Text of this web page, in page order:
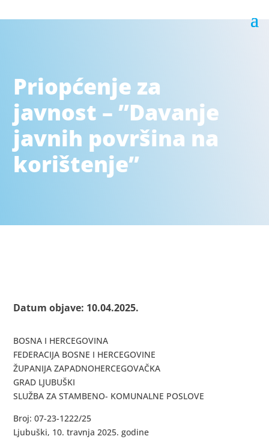
Priopćenje za
javnost – ”Davanje
javnih površina na
korištenje”
Datum objave: 10.04.2025.
BOSNA I HERCEGOVINA
FEDERACIJA BOSNE I HERCEGOVINE
ŽUPANIJA ZAPADNOHERCEGOVAČKA
GRAD LJUBUŠKI
SLUŽBA ZA STAMBENO- KOMUNALNE POSLOVE
Broj: 07-23-1222/25
Ljubuški, 10. travnja 2025. godine